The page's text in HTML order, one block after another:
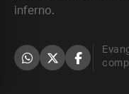
inferno.